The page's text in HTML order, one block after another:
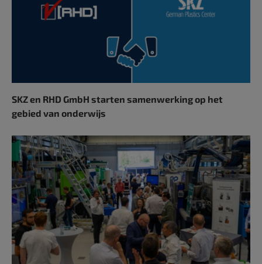
SKZ en RHD GmbH starten samenwerking op het
gebied van onderwijs